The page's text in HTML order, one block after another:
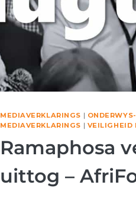
MEDIAVERKLARINGS |
MEDIAVERKLARINGS | VEILIGHEID
Ramaphosa
uittog –